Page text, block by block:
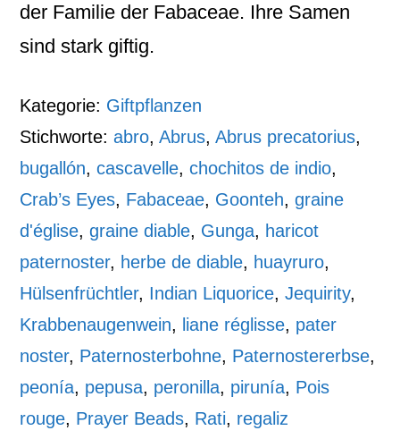
der Familie der Fabaceae. Ihre Samen
sind stark giftig.
Kategorie: Giftpflanzen
Stichworte:abro,Abrus,Abrus precatorius,
bugallón,cascavelle,chochitos de indio,
Crab’s Eyes, Fabaceae, Goonteh,graine
d'église,graine diable, Gunga, haricot
paternoster, herbe de diable, huayruro,
Hülsenfrüchtler, Indian Liquorice,Jequirity,
Krabbenaugenwein, liane réglisse, pater
noster, Paternosterbohne, Paternostererbse,
peonía, pepusa, peronilla, pirunía, Pois
rouge, Prayer Beads, Rati, regaliz